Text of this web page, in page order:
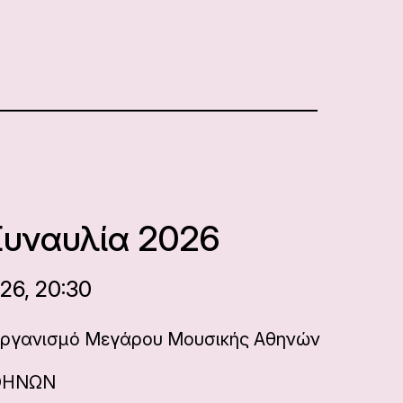
2026
20:30
Μεγάρου Μουσικής Αθηνών